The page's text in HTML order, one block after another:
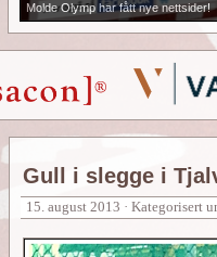
Molde Olymp har fått nye nettsider!
Gull i slegge i
15. august 2013 · Kategorisert